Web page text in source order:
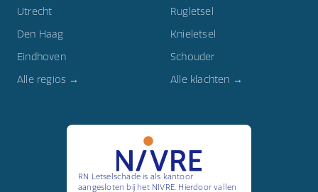
Utrecht
Den Haag
Eindhoven
Alle regios →
Rugletsel
Knieletsel
Schouder
Alle klachten →
RN Letselschade is als kantoor
aangesloten bij het NIVRE. Hierdoor vallen